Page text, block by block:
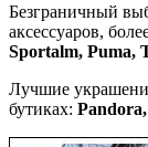
Безграничный
аксессуаров,
Sportalm, Puma,
Лучшие
бутиках: